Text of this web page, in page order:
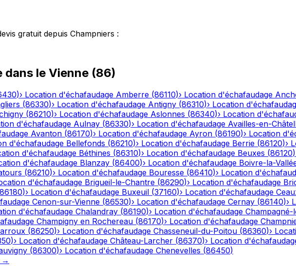
gratuit depuis Champniers :
dans le Vienne (86)
)› Location d'échafaudage Amberre (86110)› Location d'échafaudage
(86330)› Location d'échafaudage Antigny (86310)› Location
(86210)› Location d'échafaudage Aslonnes (86340)› Location
d'échafaudage Aulnay (86330)› Location d'échafaudage Availles-en-
Avanton (86170)› Location d'échafaudage Ayron (86190)› Location
d'échafaudage Bellefonds (86210)› Location d'échafaudage Berrie (86120)›
d'échafaudage Béthines (86310)› Location d'échafaudage Beuxes (86120)
d'échafaudage Blanzay (86400)› Location d'échafaudage Boivre-la-
(86210)› Location d'échafaudage Bouresse (86410)› Location
d'échafaudage Brigueil-le-Chantre (86290)› Location d'échafaudage
86180)› Location d'échafaudage Buxeuil (37160)› Location d'échafaudage
Cenon-sur-Vienne (86530)› Location d'échafaudage Cernay (86140)›
d'échafaudage Chalandray (86190)› Location d'échafaudage Champagné-
Champigny en Rochereau (86170)› Location d'échafaudage
(86250)› Location d'échafaudage Chasseneuil-du-Poitou (86360)›
)› Location d'échafaudage Château-Larcher (86370)› Location
(86300)› Location d'échafaudage Chenevelles (86450)
→